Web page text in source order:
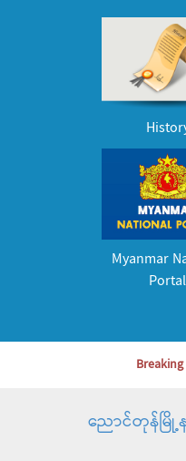
Myanmar
Portal
ညောင်တုန်မြို့